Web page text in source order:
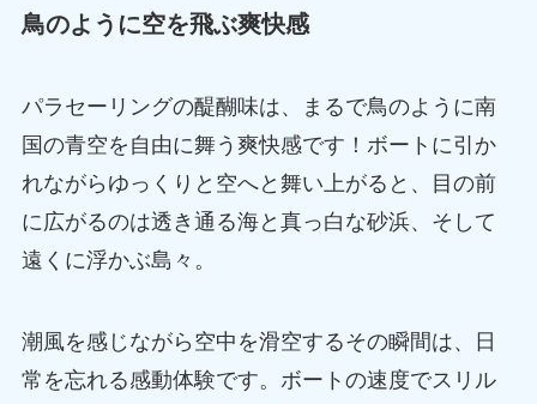
鳥のように空を飛ぶ爽快感
パラセーリングの醍醐味は、まるで鳥のように南
国の青空を自由に舞う爽快感です！ボートに引か
れながらゆっくりと空へと舞い上がると、目の前
に広がるのは透き通る海と真っ白な砂浜、そして
遠くに浮かぶ島々。
潮風を感じながら空中を滑空するその瞬間は、日
常を忘れる感動体験です。ボートの速度でスリル